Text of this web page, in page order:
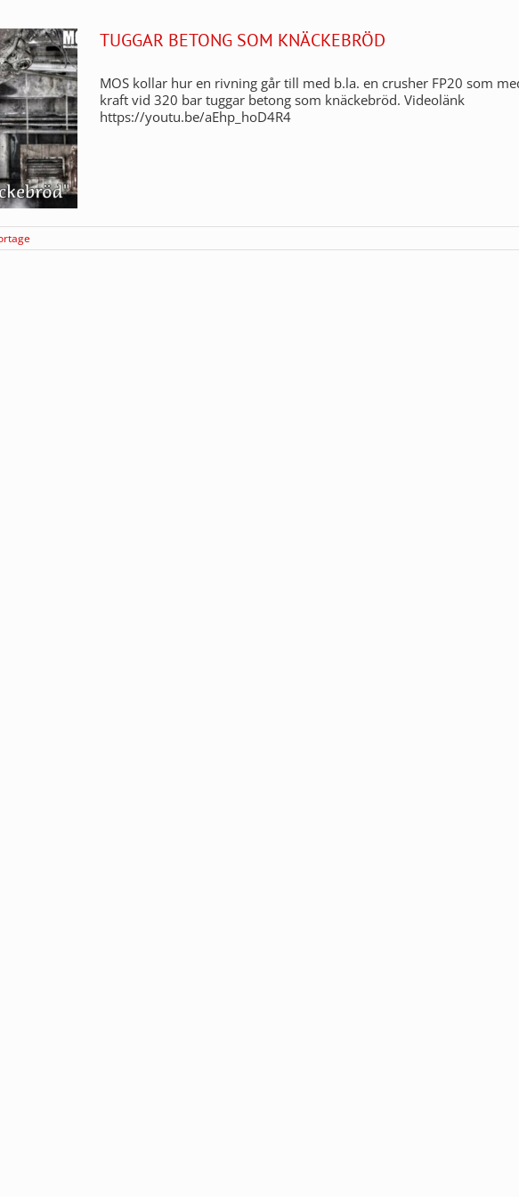
TUGGAR BETONG SOM KNÄCKEBRÖD
MOS kollar hur en rivning går till med b.la. en crusher FP20 som
kraft vid 320 bar tuggar betong som knäckebröd. Videolänk
https://youtu.be/aEhp_hoD4R4